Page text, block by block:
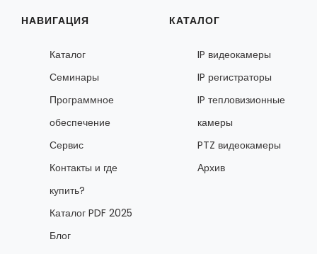
НАВИГАЦИЯ
Каталог
Семинары
Программное
обеспечение
Сервис
Контакты и где
купить?
Каталог PDF 2025
Блог
КАТАЛОГ
IP видеокамеры
IP регистраторы
IP тепловизионные
камеры
PTZ видеокамеры
Архив